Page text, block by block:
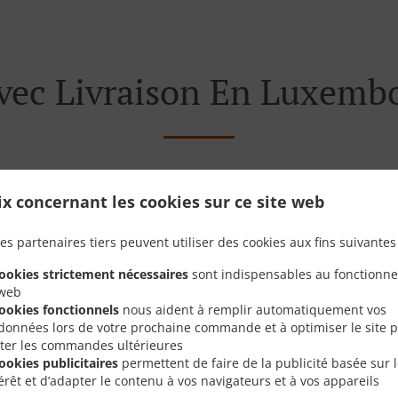
concernant les cookies sur ce site web
partenaires tiers peuvent utiliser des cookies aux fins suivantes
strictement nécessaires sont indispensables au
fonctionnels nous aident à remplir automatiquement vos
lors de votre prochaine commande et à optimiser le site
les commandes ultérieures
publicitaires permettent de faire de la publicité basée sur
et d’adapter le contenu à vos navigateurs et à vos appareils
Livraison En
de Luxembourg Cessange et sommes ravis de
menu interactif en ligne et de passer votre commande
confirmer votre commande et vous donner l'heure
Offres Spéciales